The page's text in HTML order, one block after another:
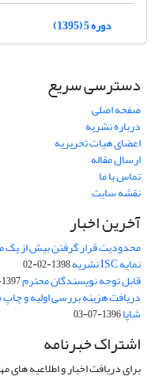
دوره 5 (1395)
دسترسی سریع
صفحه اصلی
درباره نشریه
اعضای هیات تحریریه
ارسال مقاله
تماس با ما
نقشه سایت
آخرین اخبار
محدودیت قرار گرفتن بیش از یک
نمایه ISC نشریه 1398-02-02
قابل توجه نویسندگان محترم1397-03-19
دریافت هزینه بررسی اولیه و چاپ
شاپا1396-07-03
اشتراک خبرنامه
برای دریافت اخبار و اطلاعیه